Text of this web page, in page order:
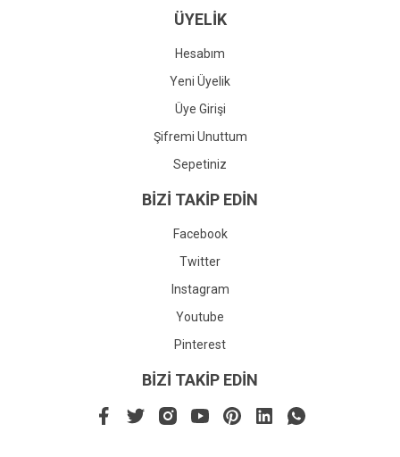
ÜYELİK
Hesabım
Yeni Üyelik
Üye Girişi
Şifremi Unuttum
Sepetiniz
BİZİ TAKİP EDİN
Facebook
Twitter
Instagram
Youtube
Pinterest
BİZİ TAKİP EDİN